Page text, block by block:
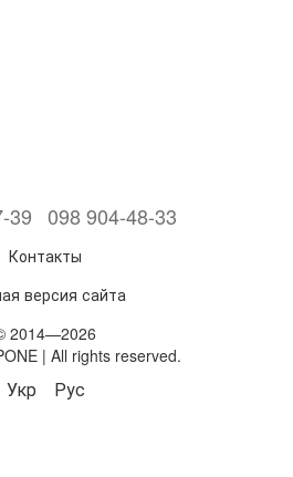
39 098 904-48-33
Контакты
версия сайта
2014—2026
| All rights reserved.
Укр Рус